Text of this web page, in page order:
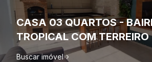
CASA 03 QUARTOS -
TROPICAL COM TERREIRO
Buscar imóvel